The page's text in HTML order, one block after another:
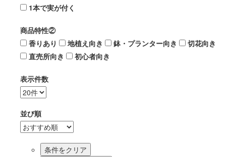
1本で実が付く
商品特性②
香りあり
地植え向き 鉢・プランター向き
切花向き
直売所向き
初心者向き
表示件数
並び順